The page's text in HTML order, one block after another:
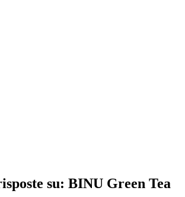
su: BINU Green Tea